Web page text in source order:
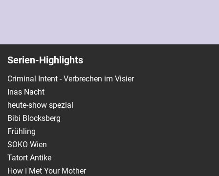
Serien-Highlights
Criminal Intent - Verbrechen im Visier
Inas Nacht
heute-show spezial
Bibi Blocksberg
Frühling
SOKO Wien
Tatort Antike
How I Met Your Mother